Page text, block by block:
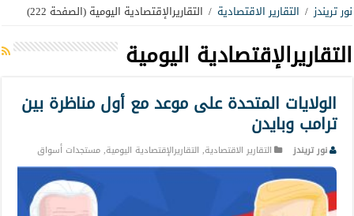
نور تريندز / التقارير الاقتصادية / التقاريرالإقتصادية اليومية (الصفحة 222)
التقاريرالإقتصادية اليومية
الولايات المتحدة على موعد مع أول مناظرة بين
ترامب وبايدن
نور تريندز التقارير الاقتصادية, التقاريرالإقتصادية اليومية,مستجدات أسواق